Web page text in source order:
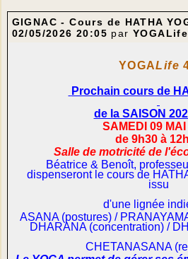
GIGNAC - Cours de HATHA
02/05/2026 20:05 par YOGALife
YOGALife
Prochain cours de
de la SAISON
SAMEDI 09 MAI
de 9h30 à
Salle de motricité de
Béatrice & Benoît,
dispenseront le cours de
issu
d'une lignée
ASANA (postures) /
DHARANA (concentration) /
CHETANASANA